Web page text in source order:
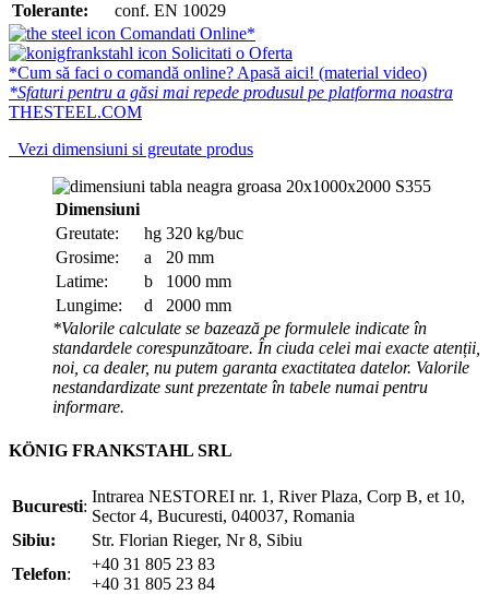
Tolerante:
conf. EN 10029
Comandati Online*
Solicitati o Oferta
*Cum să faci o comandă online? Apasă aici! (material video)
*Sfaturi pentru a găsi mai repede produsul pe platforma noastra
THESTEEL.COM
Vezi dimensiuni si greutate produs
Dimensiuni
Greutate:
hg 320 kg/buc
Grosime:
a
20 mm
Latime:
b
1000 mm
Lungime:
d
2000 mm
*Valorile calculate se bazează pe formulele indicate în
standardele corespunzătoare. În ciuda celei mai exacte atenții,
noi, ca dealer, nu putem garanta exactitatea datelor. Valorile
nestandardizate sunt prezentate în tabele numai pentru
informare.
KÖNIG FRANKSTAHL SRL
Bucuresti:
Intrarea NESTOREI nr. 1, River Plaza, Corp B, et 10,
Sector 4, Bucuresti, 040037, Romania
Sibiu:
Str. Florian Rieger, Nr 8, Sibiu
Telefon:
+40 31 805 23 83
+40 31 805 23 84